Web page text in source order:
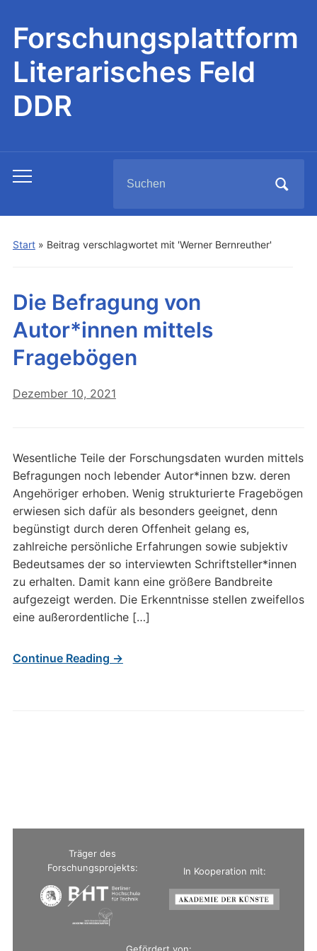
Forschungsplattform
Literarisches Feld
DDR
Toggle
menu
for:
Start» Beitrag verschlagwortet mit 'Werner Bernreuther'
Die Befragung von
Autor*innen mittels
Fragebögen
Dezember 10, 2021
Wesentliche Teile der Forschungsdaten wurden mittels
Befragungen noch lebender Autor*innen bzw. deren
Angehöriger erhoben. Wenig strukturierte Fragebögen
erwiesen sich dafür als besonders geeignet, denn
begünstigt durch deren Offenheit gelang es,
zahlreiche persönliche Erfahrungen sowie subjektiv
Bedeutsames der so interviewten Schriftsteller*innen
zu erhalten. Damit kann eine größere Bandbreite
aufgezeigt werden. Die Erkenntnisse stellen zweifellos
eine außerordentliche […]
Continue Reading →
Träger des
Forschungsprojekts:
In Kooperation mit: